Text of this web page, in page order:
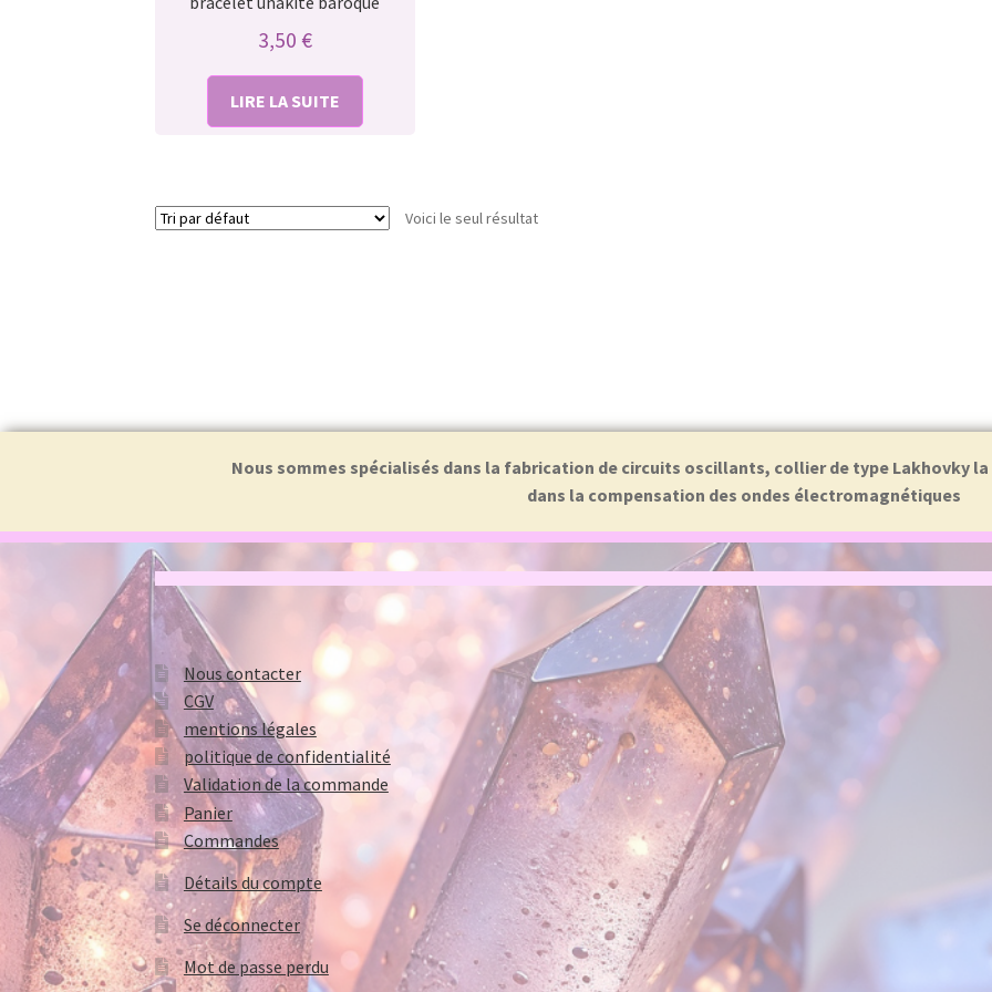
3,50 €
LIRE LA SUITE
Voici le seul résultat
Nous sommes spécialisés dans la fabrication de circuits oscillants, collier de type Lakhovky la
dans la compensation des ondes électromagnétiques
Nous contacter
CGV
mentions légales
politique de confidentialité
Validation de la commande
Panier
Commandes
Détails du compte
Se déconnecter
Mot de passe perdu